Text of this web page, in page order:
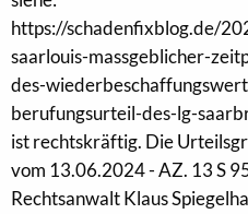
https://schadenfixblog.de/
saarlouis-massgeblicher-
des-
berufungsurteil-des-lg-
ist rechtskräftig. Die
vom 13.06.2024 - AZ. 13 S
Rechtsanwalt Klaus